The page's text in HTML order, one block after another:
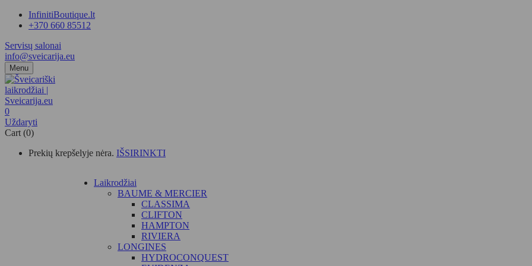
InfinitiBoutique.lt
+370 660 85512
Servisų salonai
info@sveicarija.eu
Menu
0
Uždaryti
Cart (0)
Prekių krepšelyje nėra. IŠSIRINKTI
Laikrodžiai
BAUME & MERCIER
CLASSIMA
CLIFTON
HAMPTON
RIVIERA
LONGINES
HYDROCONQUEST